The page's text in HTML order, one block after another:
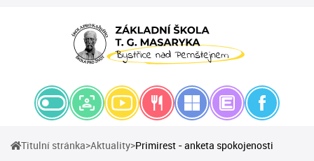
Titulní stránka(current)
Aktuality(current)
Primirest - anketa spokojenosti